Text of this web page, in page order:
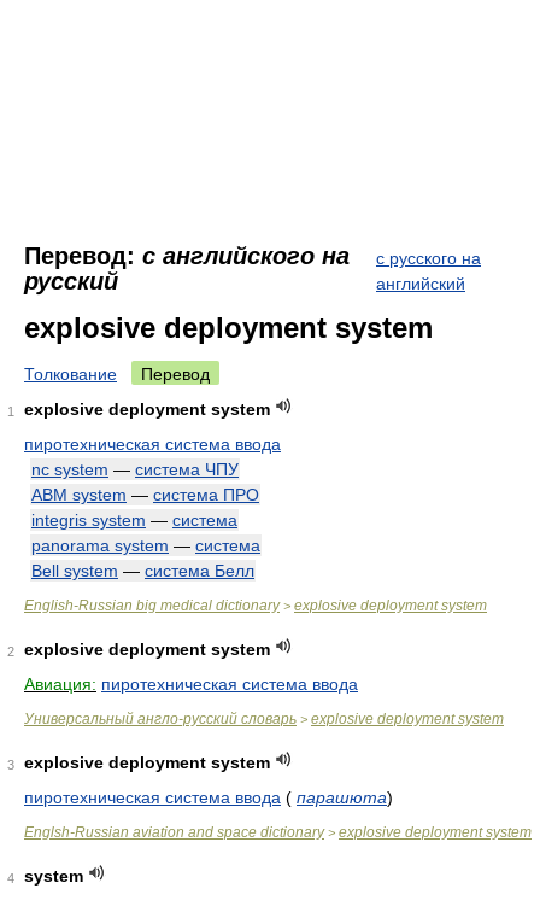
Перевод: с английского на
русский
с русского на
английский
explosive deployment system
Толкование Перевод
1
explosive deployment system
пиротехническая система ввода
nc system — система ЧПУ
ABM system — система ПРО
integris system — система
panorama system — система
Bell system — система Белл
English-Russian big medical dictionary> explosive deployment system
2
explosive deployment system
Авиация: пиротехническая система ввода
Универсальный англо-русский словарь > explosive deployment system
3
explosive deployment system
пиротехническая система ввода ( парашюта)
Englsh-Russian aviation and space dictionary> explosive deployment system
4
system